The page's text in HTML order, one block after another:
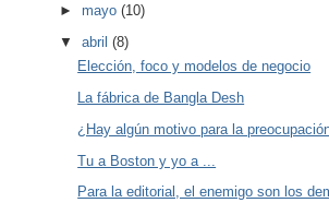
►mayo(10)
▼abril(8)
Elección, foco y modelos de negocio
La fábrica de Bangla Desh
¿Hay algún motivo para la
Tu a Boston y yo a ...
Para la editorial, el enemigo son los